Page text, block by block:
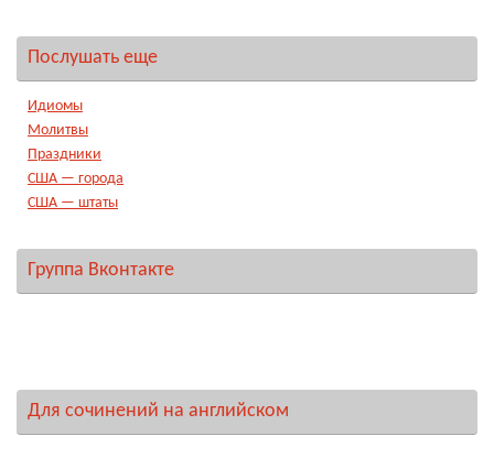
Послушать еще
Идиомы
Молитвы
Праздники
США — города
США — штаты
Группа Вконтакте
Для сочинений на английском